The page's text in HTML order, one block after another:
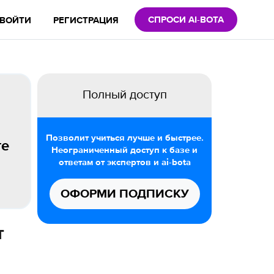
ВОЙТИ РЕГИСТРАЦИЯ СПРОСИ AI-BOTA
Полный доступ
Позволит учиться лучше и быстрее.
Неограниченный доступ к базе и
ответам от экспертов и ai-bota
ОФОРМИ ПОДПИСКУ